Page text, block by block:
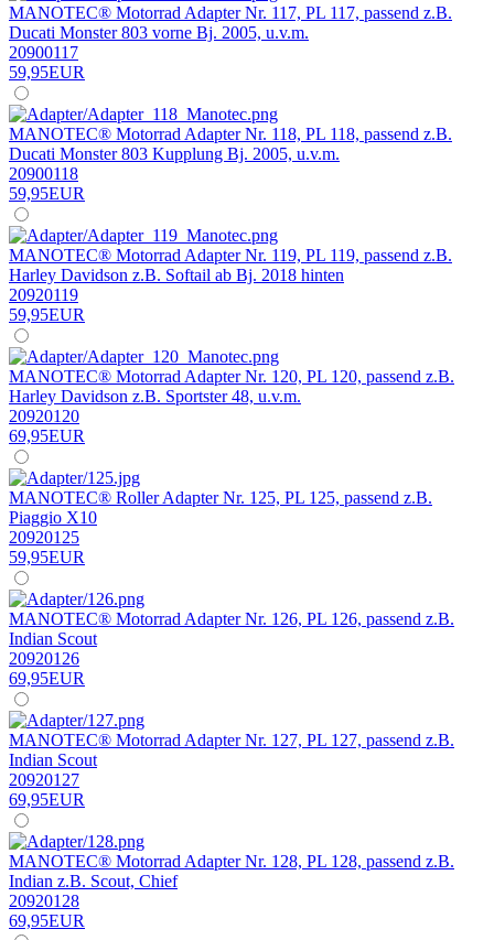
MANOTEC® Motorrad Adapter Nr. 117, PL 117, passend z.B.
Ducati Monster 803 vorne Bj. 2005, u.v.m.
20900117
59,95EUR
MANOTEC® Motorrad Adapter Nr. 118, PL 118, passend z.B.
Ducati Monster 803 Kupplung Bj. 2005, u.v.m.
20900118
59,95EUR
MANOTEC® Motorrad Adapter Nr. 119, PL 119, passend z.B.
Harley Davidson z.B. Softail ab Bj. 2018 hinten
20920119
59,95EUR
MANOTEC® Motorrad Adapter Nr. 120, PL 120, passend z.B.
Harley Davidson z.B. Sportster 48, u.v.m.
20920120
69,95EUR
MANOTEC® Roller Adapter Nr. 125, PL 125, passend z.B.
Piaggio X10
20920125
59,95EUR
MANOTEC® Motorrad Adapter Nr. 126, PL 126, passend z.B.
Indian Scout
20920126
69,95EUR
MANOTEC® Motorrad Adapter Nr. 127, PL 127, passend z.B.
Indian Scout
20920127
69,95EUR
MANOTEC® Motorrad Adapter Nr. 128, PL 128, passend z.B.
Indian z.B. Scout, Chief
20920128
69,95EUR